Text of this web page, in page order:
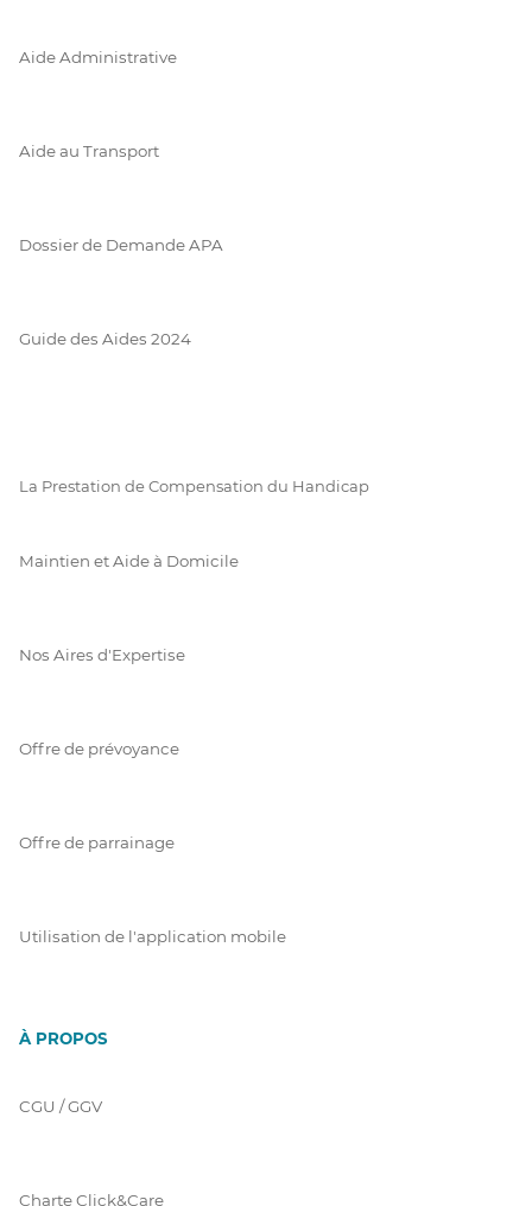
Aide Administrative
Aide au Transport
Dossier de Demande APA
Guide des Aides 2024
La Prestation de Compensation du Handicap
Maintien et Aide à Domicile
Nos Aires d'Expertise
Offre de prévoyance
Offre de parrainage
Utilisation de l'application mobile
À PROPOS
CGU / GGV
Charte Click&Care